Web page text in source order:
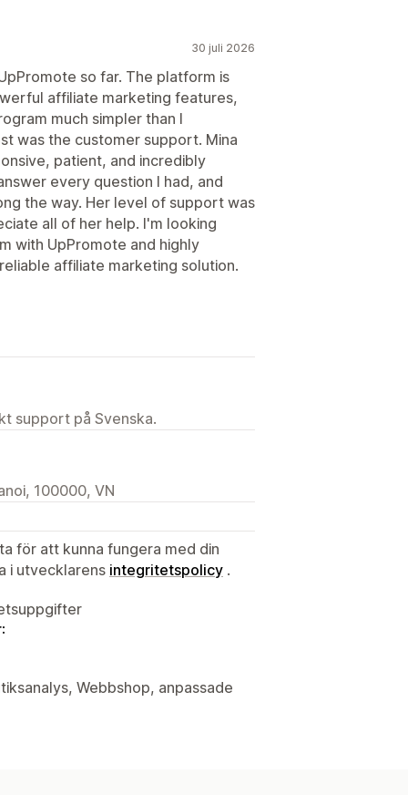
30 juli 2026
so far. The platform is
affiliate marketing features,
much simpler than I
was the customer support. Mina
patient, and incredibly
every question I had, and
the way. Her level of support was
all of her help. I'm looking
with UpPromote and highly
affiliate marketing solution.
support på Svenska.
100000, VN
för att kunna fungera med din
i utvecklarens integritetspolicy .
Webbshop, anpassade